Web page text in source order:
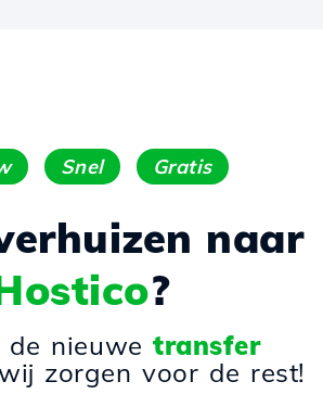
Snel Gratis
naar
?
de nieuwetransfer
zorgen voor de rest!